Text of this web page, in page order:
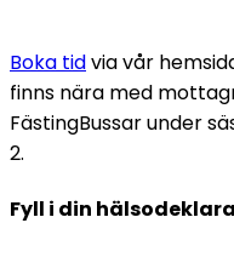
Boka tid via vår
finns nära med
FästingBussar under
2.
Fyll i din